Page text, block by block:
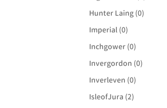
Hunter Laing (0)
Imperial (0)
Inchgower (0)
Invergordon (0)
Inverleven (0)
IsleofJura (2)